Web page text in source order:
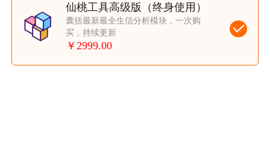
仙桃工具高级版 （终身使用）
囊括最新最全生信分析模块，一次购
买，持续更新
￥2999.00